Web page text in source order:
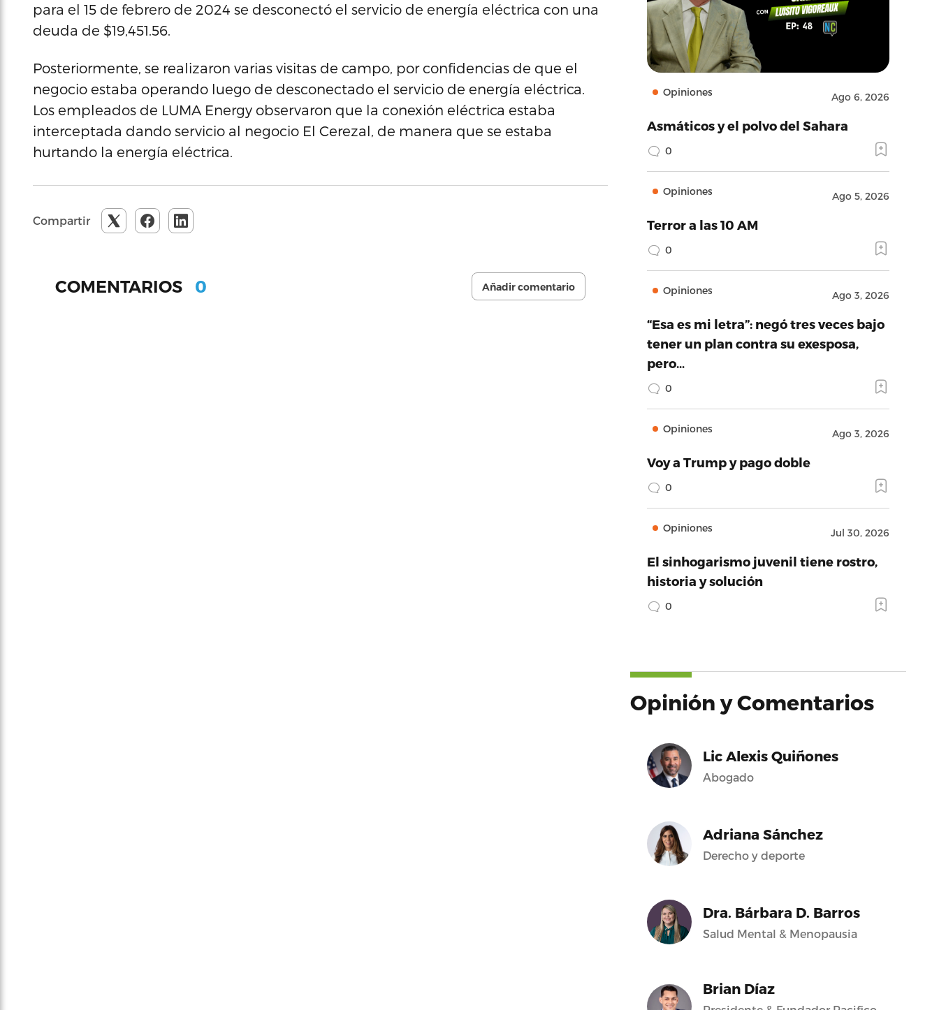
para el 15 de febrero de 2024 se desconectó el servicio de energía eléctrica con una
deuda de $19,451.56.
Posteriormente, se realizaron varias visitas de campo, por confidencias de que el
negocio estaba operando luego de desconectado el servicio de energía eléctrica.
Los empleados de LUMA Energy observaron que la conexión eléctrica estaba
interceptada dando servicio al negocio El Cerezal, de manera que se estaba
hurtando la energía eléctrica.
Compartir
COMENTARIOS 0 Añadir comentario
Opiniones Ago 6, 2026
Asmáticos y el polvo del Sahara
0
Opiniones Ago 5, 2026
Terror a las 10 AM
0
Opiniones Ago 3, 2026
“Esa es mi letra”: negó tres veces bajo
tener un plan contra su exesposa,
pero…
0
Opiniones Ago 3, 2026
Voy a Trump y pago doble
0
Opiniones Jul 30, 2026
El sinhogarismo juvenil tiene rostro,
historia y solución
0
Opinión y Comentarios
Lic Alexis Quiñones
Abogado
Adriana Sánchez
Derecho y deporte
Dra. Bárbara D. Barros
Salud Mental & Menopausia
Brian Díaz